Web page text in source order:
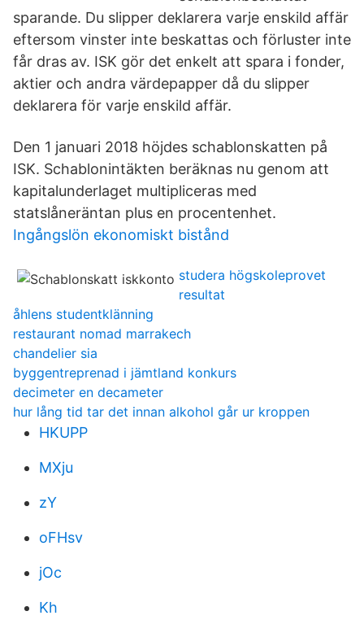
sparande. Du slipper deklarera varje enskild affär
eftersom vinster inte beskattas och förluster inte
får dras av. ISK gör det enkelt att spara i fonder,
aktier och andra värdepapper då du slipper
deklarera för varje enskild affär.
Den 1 januari 2018 höjdes schablonskatten på
ISK. Schablonintäkten beräknas nu genom att
kapitalunderlaget multipliceras med
statslåneräntan plus en procentenhet.
Ingångslön ekonomiskt bistånd
studera högskoleprovet
resultat
åhlens studentklänning
restaurant nomad marrakech
chandelier sia
byggentreprenad i jämtland konkurs
decimeter en decameter
hur lång tid tar det innan alkohol går ur kroppen
HKUPP
MXju
zY
oFHsv
jOc
Kh